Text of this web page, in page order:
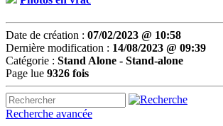
Date de création : 07/02/2023 @ 10:58
Dernière modification : 14/08/2023 @ 09:39
Catégorie : Stand Alone - Stand-alone
Page lue 9326 fois
Recherche avancée